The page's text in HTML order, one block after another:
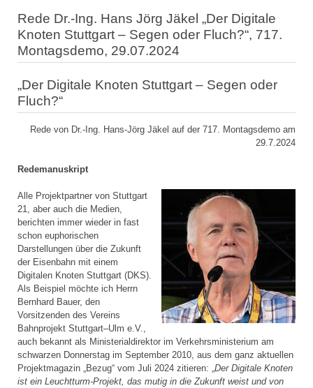
Rede Dr.-Ing. Hans Jörg Jäkel „Der Digitale
Knoten Stuttgart – Segen oder Fluch?“, 717.
Montagsdemo, 29.07.2024
„Der Digitale Knoten Stuttgart – Segen oder
Fluch?“
Rede von Dr.-Ing. Hans-Jörg Jäkel auf der 717. Montagsdemo am
29.7.2024
Redemanuskript
Alle Projektpartner von Stuttgart
21, aber auch die Medien,
berichten immer wieder in fast
schon euphorischen
Darstellungen über die Zukunft
der Eisenbahn mit einem
Digitalen Knoten Stuttgart (DKS).
Als Beispiel möchte ich Herrn
Bernhard Bauer, den
Vorsitzenden des Vereins
Bahnprojekt Stuttgart–Ulm e.V.,
auch bekannt als Ministerial­direktor im Verkehrsministerium am
schwarzen Donnerstag im September 2010, aus dem ganz aktuellen
Projektmagazin „Bezug“ vom Juli 2024 zitieren: „Der Digitale Knoten
ist ein Leuchtturm-Projekt, das mutig in die Zukunft weist und von